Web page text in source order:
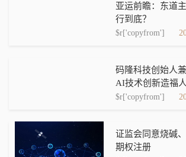
亚运前瞻：东道
行到底？
$r['copyfrom']
码隆科技创始人
AI技术创新造福
$r['copyfrom']
证监会同意烧碱
期权注册